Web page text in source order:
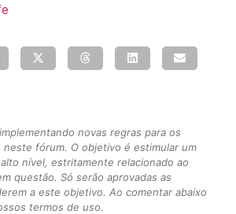
novas regras para os
fórum. O objetivo é estimular um
nível, estritamente relacionado ao
questão. Só serão aprovadas as
a este objetivo. Ao comentar abaixo
termos de uso.